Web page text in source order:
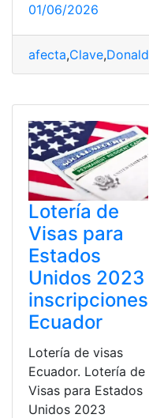
01/06/2026
afecta,Clave,Donald
Lotería de
Visas para
Estados
Unidos 2023
inscripciones
Ecuador
Lotería de visas
Ecuador. Lotería de
Visas para Estados
Unidos 2023